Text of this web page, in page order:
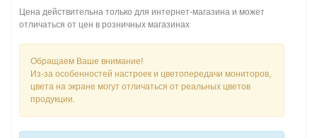
Цена действительна только для интернет-магазина и может
отличаться от цен в розничных магазинах
Обращаем Ваше внимание!
Из-за особенностей настроек и цветопередачи мониторов,
цвета на экране могут отличаться от реальных цветов
продукции.